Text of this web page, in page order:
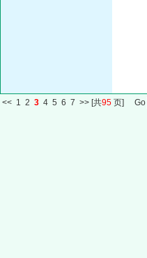
<< 1 2 3 4 5 6 7 >> [共95 页] Go